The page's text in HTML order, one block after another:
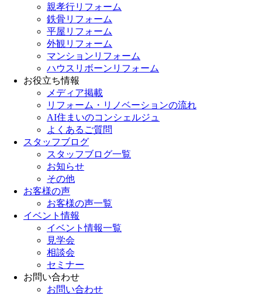
親孝行リフォーム
鉄骨リフォーム
平屋リフォーム
外観リフォーム
マンションリフォーム
ハウスリボーンリフォーム
お役立ち情報
メディア掲載
リフォーム・リノベーションの流れ
AI住まいのコンシェルジュ
よくあるご質問
スタッフブログ
スタッフブログ一覧
お知らせ
その他
お客様の声
お客様の声一覧
イベント情報
イベント情報一覧
見学会
相談会
セミナー
お問い合わせ
お問い合わせ